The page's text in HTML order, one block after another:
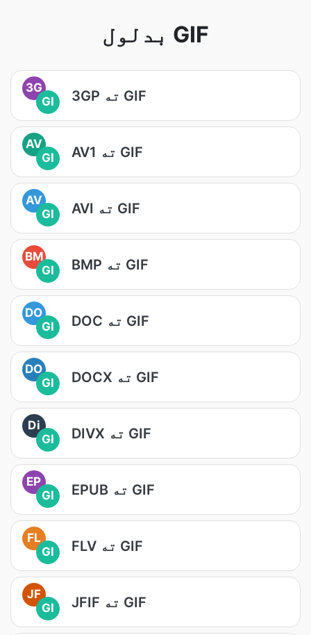
بدلول GIF
3G
GI
3GP ته GIF
AV
GI
AV1 ته GIF
AV
GI
AVI ته GIF
BM
GI
BMP ته GIF
DO
GI
DOC ته GIF
DO
GI
DOCX ته GIF
Di
GI
DIVX ته GIF
EP
GI
EPUB ته GIF
FL
GI
FLV ته GIF
JF
GI
JFIF ته GIF